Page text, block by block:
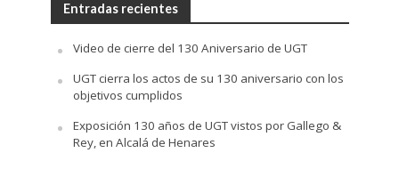
Entradas recientes
Video de cierre del 130 Aniversario de UGT
UGT cierra los actos de su 130 aniversario con los
objetivos cumplidos
Exposición 130 años de UGT vistos por Gallego &
Rey, en Alcalá de Henares